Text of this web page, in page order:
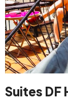
Suites DF